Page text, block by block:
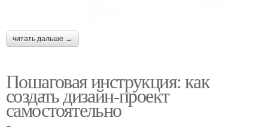
читать дальше →
Пошаговая инструкция: как
создать дизайн-проект
самостоятельно